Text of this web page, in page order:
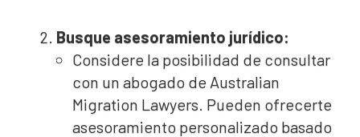
Busque asesoramiento jurídico:
Considere la posibilidad de consultar
con un abogado de Australian
Migration Lawyers. Pueden ofrecerte
asesoramiento personalizado basado